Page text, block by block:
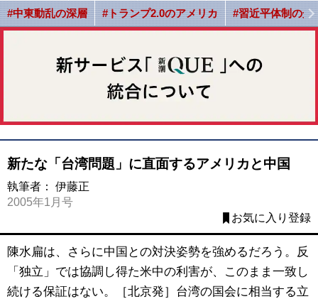
#中東動乱の深層 #トランプ2.0のアメリカ #習近平体制の光
新たな「台湾問題」に直面するアメリカと中国
執筆者： 伊藤正
2005年1月号
お気に入り登録
陳水扁は、さらに中国との対決姿勢を強めるだろう。反
「独立」では協調し得た米中の利害が、このまま一致し
続ける保証はない。［北京発］台湾の国会に相当する立